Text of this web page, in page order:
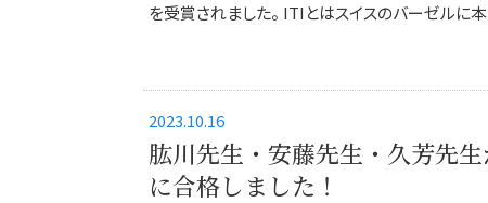
を受賞されました。 ITIとはスイスのバーゼルに本
2023.10.16
肱川先生・安藤先生・久芳先
に合格しました！